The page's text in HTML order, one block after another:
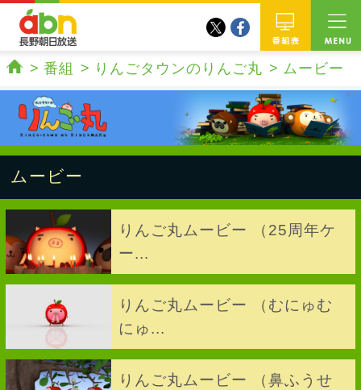
番組
twitterfacebook
番組 りんごタウンのりんご丸 ムービー
ムービー
りんご丸ムービー （25周年ケ
ー...
りんご丸ムービー （むにゅむ
にゅ...
りんご丸ムービー （鼻ふうせ